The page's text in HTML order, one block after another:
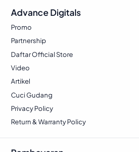
Advance Digitals
Promo
Partnership
Daftar Official Store
Video
Artikel
Cuci Gudang
Privacy Policy
Return & Warranty Policy